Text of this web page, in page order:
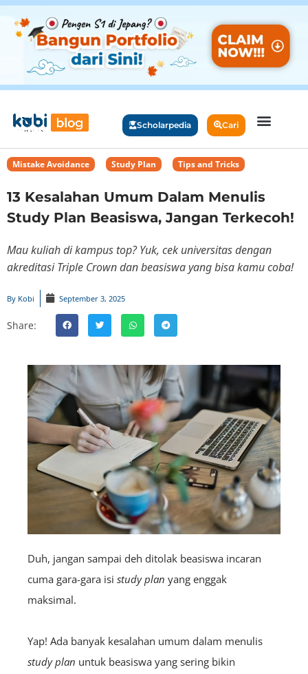
Scholarpedia Cari
Mistake Avoidance Study Plan Tips and Tricks
13 Kesalahan Umum Dalam Menulis
Study Plan Beasiswa, Jangan Terkecoh!
Mau kuliah di kampus top? Yuk, cek universitas dengan
akreditasi Triple Crown dan beasiswa yang bisa kamu coba!
By Kobi September 3, 2025
Share:
Duh, jangan sampai deh ditolak beasiswa incaran
cuma gara-gara isi study plan yang enggak
maksimal.
Yap! Ada banyak kesalahan umum dalam menulis
study plan untuk beasiswa yang sering bikin